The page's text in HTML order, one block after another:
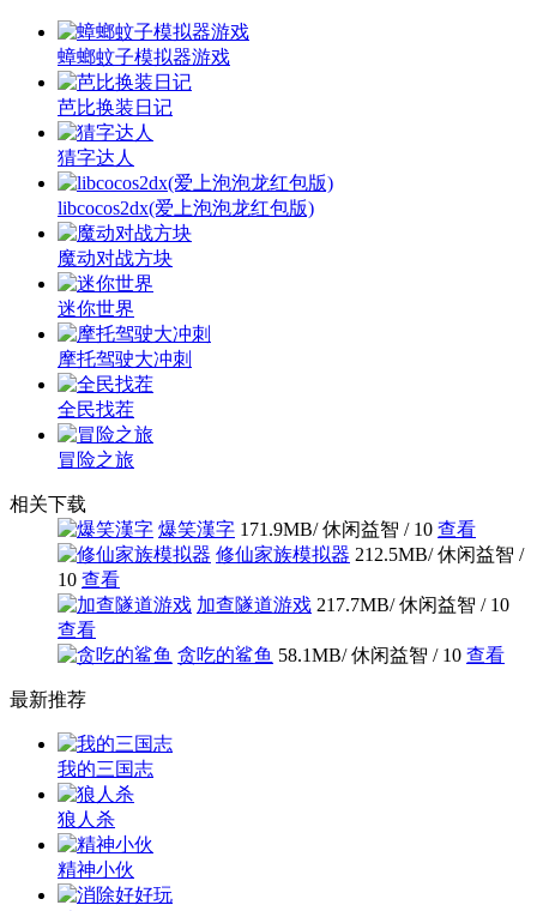
蟑螂蚊子模拟器游戏
芭比换装日记
猜字达人
libcocos2dx(爱上泡泡龙红包版)
魔动对战方块
迷你世界
摩托驾驶大冲刺
全民找茬
冒险之旅
相关下载
爆笑漢字 171.9MB/ 休闲益智 / 10 查看
修仙家族模拟器 212.5MB/ 休闲益智 /
10 查看
加查隧道游戏 217.7MB/ 休闲益智 / 10
查看
贪吃的鲨鱼 58.1MB/ 休闲益智 / 10 查看
最新推荐
我的三国志
狼人杀
精神小伙